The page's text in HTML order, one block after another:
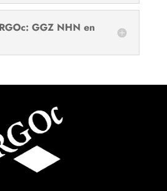
GGZ NHN en